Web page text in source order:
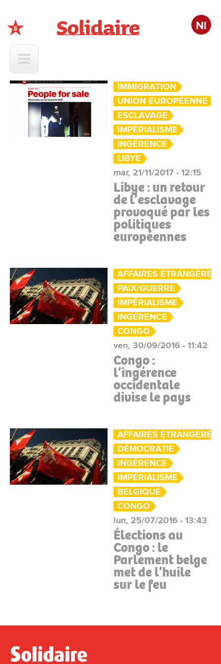
Nl
IMMIGRATION
UNION EUROPÉENNE
ESCLAVAGE
IMPÉRIALISME
INGÉRENCE
LIBYE
mar, 21/11/2017 - 12:15
Libye : un retour
de l’esclavage
provoqué par les
politiques
européennes
AFFAIRES ÉTRANGÈRES
PAIX/GUERRE
IMPÉRIALISME
INGÉRENCE
CONGO
ven, 30/09/2016 - 11:42
Congo :
l’ingérence
occidentale
divise le pays
AFFAIRES ÉTRANGÈRES
DÉMOCRATIE
INGÉRENCE
IMPÉRIALISME
BELGIQUE
CONGO
lun, 25/07/2016 - 13:43
Élections au
Congo : le
Parlement belge
met de l’huile
sur le feu